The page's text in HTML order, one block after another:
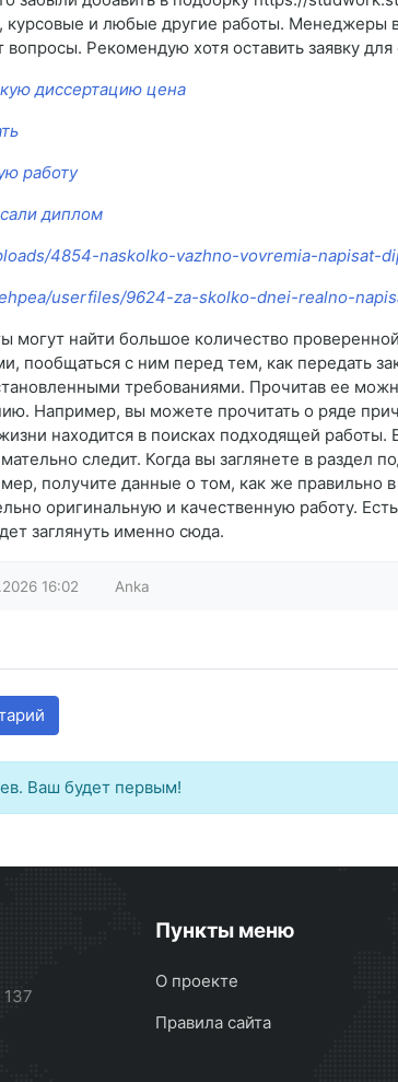
курсовые и любые другие работы. Менеджеры
Рекомендую хотя оставить заявку для
диссертацию цена
работу
диплом
4854-naskolko-vazhno-vovremia-napisat-
userfiles/9624-za-skolko-dnei-realno-
могут найти большое количество
пообщаться с ним перед тем, как передать
требованиями. Прочитав ее
Например, вы можете прочитать о ряде
находится в поисках подходящей
следит. Когда вы заглянете в
получите данные о том, как же правильно
оригинальную и качественную работу.
заглянуть именно сюда.
16:02 Anka
Ваш будет первым!
Пункты меню
О проекте
Правила сайта